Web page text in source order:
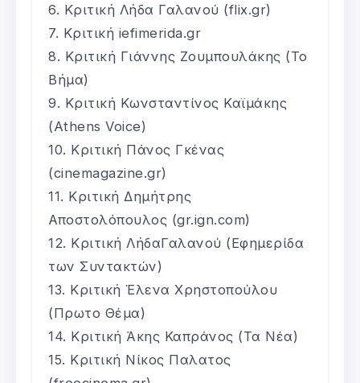
Κριτική Λήδα Γαλανού (flix.gr)
Κριτική iefimerida.gr
Κριτική Γιάννης Ζουμπουλάκης (Το
Βήμα)
Κριτική Κωνσταντίνος Καϊμάκης
(Athens Voice)
Κριτική Πάνος Γκένας
(cinemagazine.gr)
Κριτική Δημήτρης
Αποστολόπουλος (gr.ign.com)
Κριτική ΛήδαΓαλανού (Εφημερίδα
των Συντακτών)
Κριτική Έλενα Χρηστοπούλου
(Πρωτο Θέμα)
Κριτική Άκης Καπράνος (Τα Νέα)
Κριτική Νίκος Παλατος